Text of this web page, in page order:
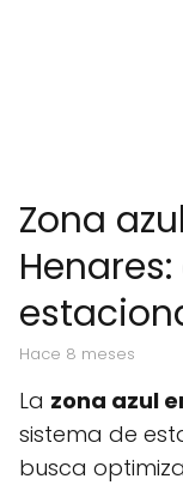
Zona
hace 8 meses
La zona azul
sistema de
busca